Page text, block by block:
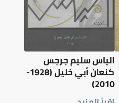
الياس سليم جرجس
كنعان أبي خليل (1928-
2010)